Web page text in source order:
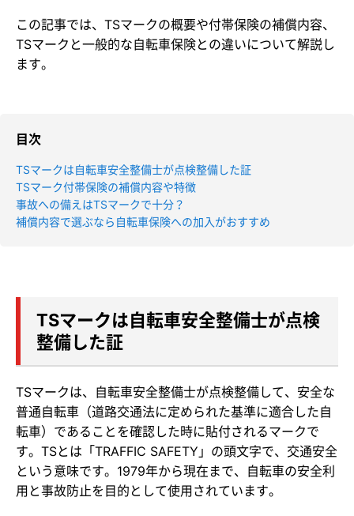
この記事では、TSマークの概要や付帯保険の補償内容、
TSマークと一般的な自転車保険との違いについて解説し
ます。
目次
TSマークは自転車安全整備士が点検整備した証
TSマーク付帯保険の補償内容や特徴
事故への備えはTSマークで十分？
補償内容で選ぶなら自転車保険への加入がおすすめ
TSマークは自転車安全整備士が点検
整備した証
TSマークは、自転車安全整備士が点検整備して、安全な
普通自転車（道路交通法に定められた基準に適合した自
転車）であることを確認した時に貼付されるマークで
す。TSとは「TRAFFIC SAFETY」の頭文字で、交通安全
という意味です。1979年から現在まで、自転車の安全利
用と事故防止を目的として使用されています。